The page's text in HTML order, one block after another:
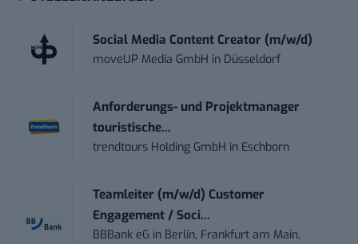
Social Media Content Creator (m/w/d)
moveUP Media GmbH in Düsseldorf
Anforderungs- und Projektmanager
touristische...
trendtours Holding GmbH in Eschborn
Teamleiter (m/w/d) Customer
Engagement / Soci...
BBBank eG in Berlin, Frankfurt am Main,